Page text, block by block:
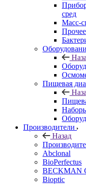
сред
Масс-
Пищевая
Производители
Назад
Abclonal
BioPerfectus
BECKMAN
Bioptic